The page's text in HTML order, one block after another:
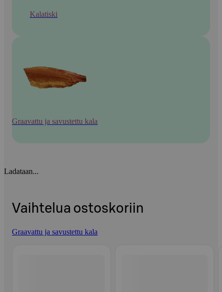
Kalatiski
Graavattu ja savustettu kala
Ladataan...
Vaihtelua ostoskoriin
Graavattu ja savustettu kala